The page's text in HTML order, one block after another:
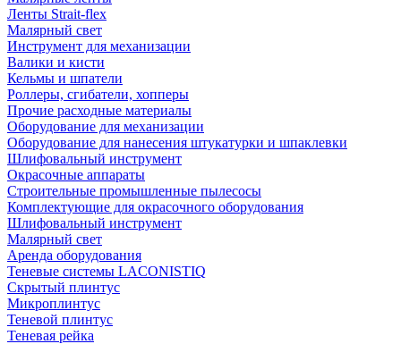
Ленты Strait-flex
Малярный свет
Инструмент для механизации
Валики и кисти
Кельмы и шпатели
Роллеры, сгибатели, хопперы
Прочие расходные материалы
Оборудование для механизации
Оборудование для нанесения штукатурки и шпаклевки
Шлифовальный инструмент
Окрасочные аппараты
Строительные промышленные пылесосы
Комплектующие для окрасочного оборудования
Шлифовальный инструмент
Малярный свет
Аренда оборудования
Теневые системы LACONISTIQ
Скрытый плинтус
Микроплинтус
Теневой плинтус
Теневая рейка